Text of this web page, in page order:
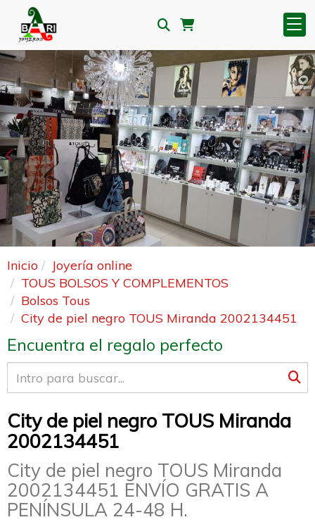
Anterior
Inicio
Joyería online
TOUS BOLSOS Y COMPLEMENTOS
Bolsos Tous
City de piel negro TOUS Miranda 2002134451
Encuentra el regalo perfecto
City de piel negro TOUS Miranda
2002134451
City de piel negro TOUS Miranda
2002134451 ENVÍO GRATIS A
PENÍNSULA 24-48 H.